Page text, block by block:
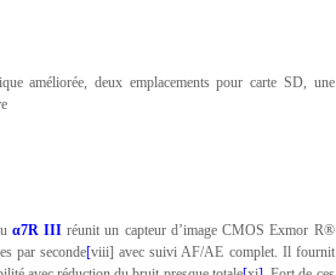
améliorée, deux emplacements pour carte SD, une
α7R III réunit un capteur d’image CMOS Exmor R®
par seconde[viii] avec suivi AF/AE complet. Il fournit